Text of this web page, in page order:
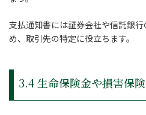
支払通知書には証券会社や信託銀
め、取引先の特定に役立ちます。
3.4 生命保険金や損害保